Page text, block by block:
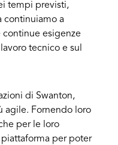
tempi previsti,
continuiamo a
continue esigenze
tecnico e sul
di Swanton,
agile. Fornendo loro
per le loro
per poter